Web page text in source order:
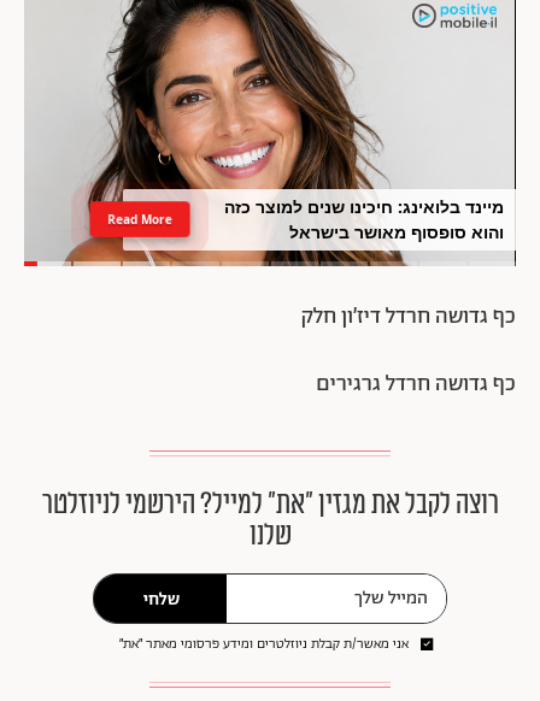
מיינד בלואינג: חיכינו שנים למוצר כזה
והוא סופסוף מאושר בישראל
Read More
כף גדושה חרדל דיז׳ון חלק
כף גדושה חרדל גרגירים
רוצה לקבל את מגזין ״את״ למייל? הירשמי לניוזלטר
שלנו
שלחי
אני מאשר/ת קבלת ניוזלטרים ומידע פרסומי מאתר ״את״